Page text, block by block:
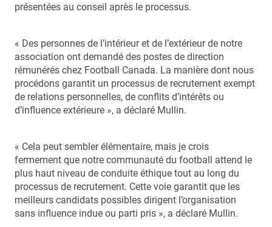
présentées au conseil après le processus.
« Des personnes de l’intérieur et de l’extérieur de notre
association ont demandé des postes de direction
rémunérés chez Football Canada. La manière dont nous
procédons garantit un processus de recrutement exempt
de relations personnelles, de conflits d’intérêts ou
d’influence extérieure », a déclaré Mullin.
« Cela peut sembler élémentaire, mais je crois
fermement que notre communauté du football attend le
plus haut niveau de conduite éthique tout au long du
processus de recrutement. Cette voie garantit que les
meilleurs candidats possibles dirigent l’organisation
sans influence indue ou parti pris », a déclaré Mullin.